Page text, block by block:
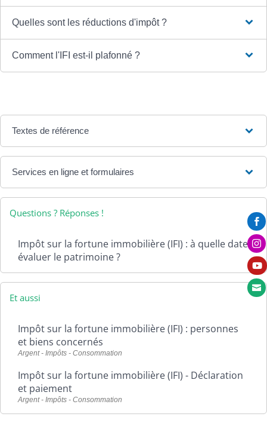




Quelles sont les réductions d'impôt ?
Comment l'IFI est-il plafonné ?
Textes de référence
Services en ligne et formulaires
Questions ? Réponses !
Impôt sur la fortune immobilière (IFI) : à quelle date
évaluer le patrimoine ?
Et aussi
Impôt sur la fortune immobilière (IFI) : personnes
et biens concernés
Argent - Impôts - Consommation
Impôt sur la fortune immobilière (IFI) - Déclaration
et paiement
Argent - Impôts - Consommation